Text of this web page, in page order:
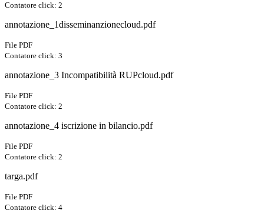
Contatore click: 2
annotazione_1disseminanzionecloud.pdf
File PDF
Contatore click: 3
annotazione_3 Incompatibilità RUPcloud.pdf
File PDF
Contatore click: 2
annotazione_4 iscrizione in bilancio.pdf
File PDF
Contatore click: 2
targa.pdf
File PDF
Contatore click: 4